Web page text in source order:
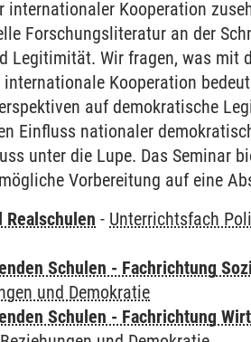
internationaler Kooperation
Forschungsliteratur an der
Legitimität. Wir fragen, was
Kooperation
auf demokratische
Einfluss nationaler
unter die Lupe. Das Seminar
Vorbereitung auf eine
Realschulen - Unterrichtsfach
Schulen - Fachrichtung
und Demokratie
Schulen - Fachrichtung